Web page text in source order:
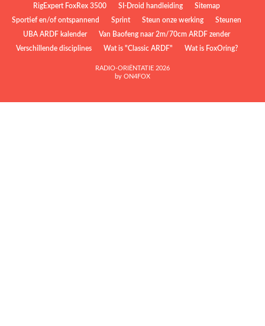
RigExpert FoxRex 3500
SI-Droid handleiding
Sitemap
Sportief en/of ontspannend
Sprint Steun onze werking
Steunen
UBA ARDF kalender
Van Baofeng naar 2m/70cm ARDF zender
Verschillende disciplines
Wat is "Classic ARDF" Wat is FoxOring?
RADIO-ORIËNTATIE 2026
by ON4FOX